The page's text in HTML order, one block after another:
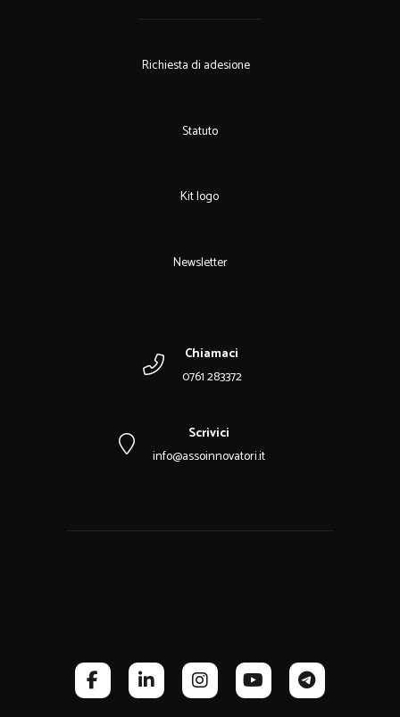
Richiesta di adesione
Statuto
Kit logo
Newsletter
Chiamaci
0761 283372
Scrivici
info@assoinnovatori.it